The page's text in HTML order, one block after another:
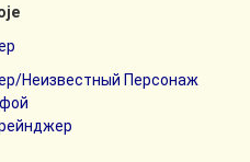
Неизвестный Персонаж